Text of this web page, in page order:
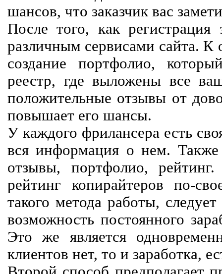
шансов, что заказчик вас
После того, как регистрация
различным сервисами сайта. К
создание портфолио,
реестр, где выложены все
положительные отзывы от
повышает его шансы.
У каждого фрилансера есть
вся информация о нем. Также
отзывы, портфолио,
рейтинг копирайтеров по-
такого метода работы,
возможность постоянного
Это же является
клиентов нет, то и заработка,